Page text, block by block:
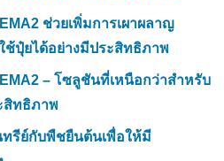
ช่วยเพิ่มการเผาผลาญ
ช้ปุ๋ยได้อย่างมีประสิทธิภาพ
– โซลูชันที่เหนือกว่าสำหรับ
สิทธิภาพ
รีย์กับพืชยืนต้นเพื่อให้มี